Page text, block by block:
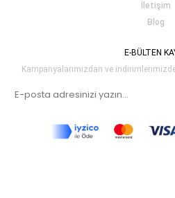
İletişim
Blog
E-BÜLTEN
Kampanyalarımızdan ve